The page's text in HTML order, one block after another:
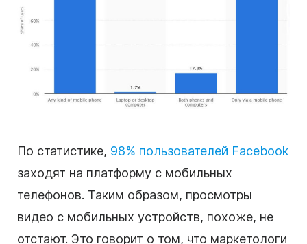
По статистике, 98% пользователей Facebook
заходят на платформу с мобильных
телефонов. Таким образом, просмотры
видео с мобильных устройств, похоже, не
отстают. Это говорит о том, что маркетологи